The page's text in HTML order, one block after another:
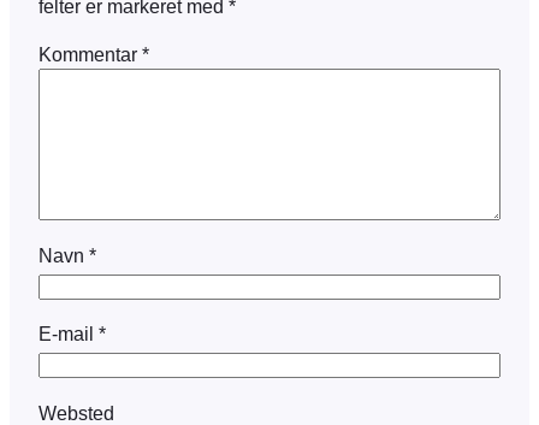
felter er markeret med *
Kommentar *
Navn *
E-mail *
Websted